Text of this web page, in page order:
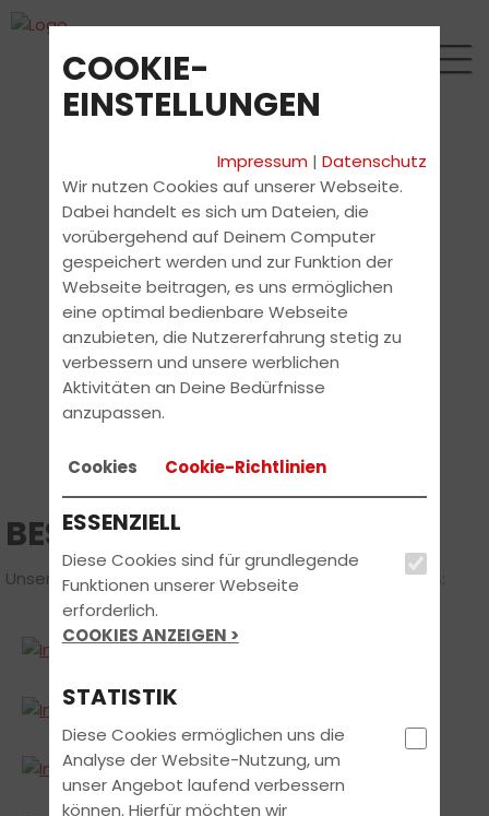
BESTANDEN 2013/2014
Unsere glücklichen Führerscheinbesitzer aus 2013/2014:
COOKIE-
EINSTELLUNGEN
Impressum |Datenschutz
Wir nutzen Cookies auf unserer Webseite.
Dabei handelt es sich um Dateien, die
vorübergehend auf Deinem Computer
gespeichert werden und zur Funktion der
Webseite beitragen, es uns ermöglichen
eine optimal bedienbare Webseite
anzubieten, die Nutzererfahrung stetig zu
verbessern und unsere werblichen
Aktivitäten an Deine Bedürfnisse
anzupassen.
Cookies Cookie-Richtlinien
ESSENZIELL
Diese Cookies sind für grundlegende
Funktionen unserer Webseite
erforderlich.
COOKIES ANZEIGEN >
STATISTIK
Diese Cookies ermöglichen uns die
Analyse der Website-Nutzung, um
unser Angebot laufend verbessern
können. Hierfür möchten wir